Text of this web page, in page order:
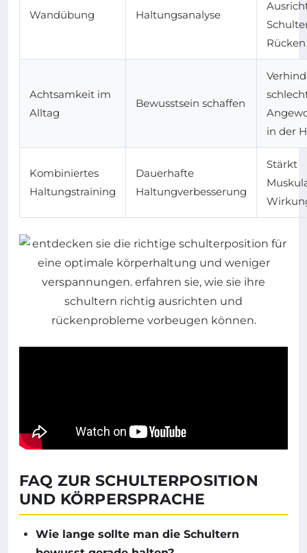
Wandübung Haltungsanalyse
Rücken
Achtsamkeit im
Alltag
Bewusstsein schaffen
in der
Kombiniertes
Haltungstraining
Dauerhafte
Haltungverbesserung
Stärkt
FAQ ZUR SCHULTERPOSITION
UND KÖRPERSPRACHE
Wie lange sollte man die Schultern